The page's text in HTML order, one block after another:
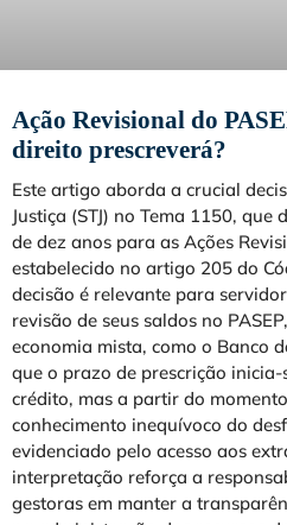
Ação Revisional do
direito prescreverá?
Este artigo aborda a crucial
Justiça (STJ) no Tema 1150,
de dez anos para as Ações
estabelecido no artigo 205 do
decisão é relevante para
revisão de seus saldos no
economia mista, como o Banco
que o prazo de prescrição
crédito, mas a partir do
conhecimento inequívoco do
evidenciado pelo acesso aos
interpretação reforça a
gestoras em manter a